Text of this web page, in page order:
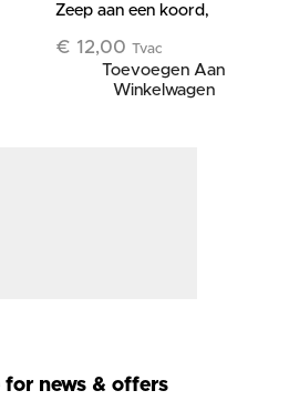
Zeep aan een koord,
Edition
€ 12,00 Tvac
Toevoegen Aan
Winkelwagen
news & offers